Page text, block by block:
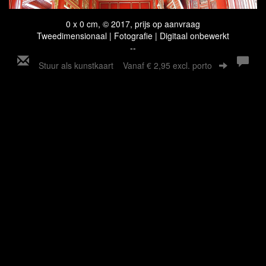
0 x 0 cm, © 2017, prijs op aanvraag
Tweedimensionaal | Fotografie | Digitaal onbewerkt
--
Stuur als kunstkaart Vanaf € 2,95 excl. porto